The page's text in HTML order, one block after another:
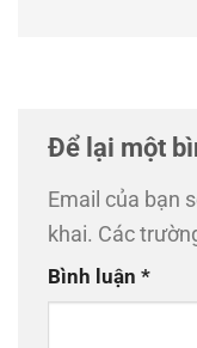
Để lại một
Email của bạn
khai. Các
Bình luận *